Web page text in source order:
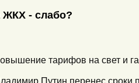
- слабо?
тарифов на свет и
Путин перенес